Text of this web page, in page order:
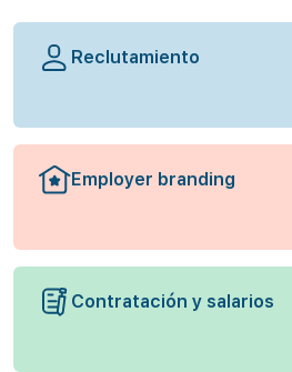
Reclutamiento
Employer branding
Contratación y salarios